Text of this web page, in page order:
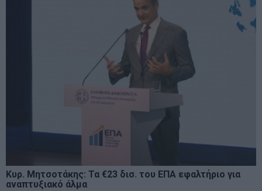
Κυρ. Μητσοτάκης: Τα €23 δισ. του ΕΠΑ εφαλτήριο για
αναπτυξιακό άλμα